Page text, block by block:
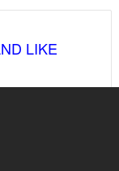
LIKE